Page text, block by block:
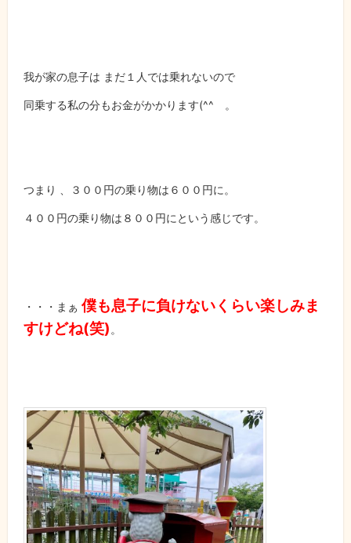
我が家の息子は まだ１人では乗れないので
同乗する私の分もお金がかかります(^^ ゞ。
つまり 、 ３００円の乗り物は６００円に。
４００円の乗り物は８００円にという感じです。
・・・まぁ 僕も息子に負けないくらい楽しみま
すけどね(笑) 。